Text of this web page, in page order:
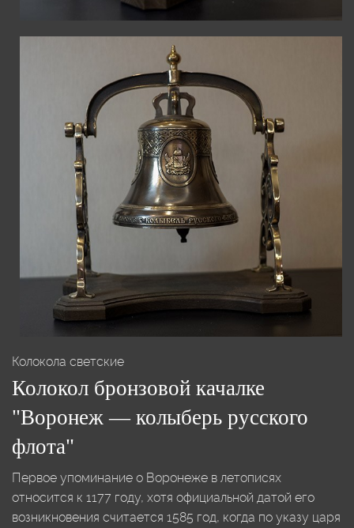
Колокола светские
Колокол бронзовой качалке
"Воронеж — колыберь русского
флота"
Первое упоминание о Воронеже в летописях
относится к 1177 году, хотя официальной датой его
возникновения считается 1585 год, когда по указу царя